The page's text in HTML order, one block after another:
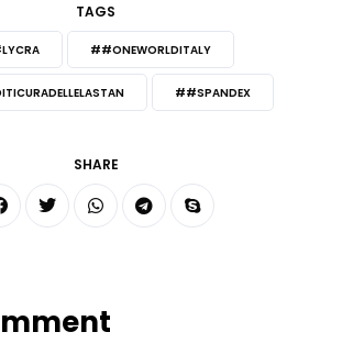
TAGS
##ONEWORLDITALY
##SPANDEX
SHARE